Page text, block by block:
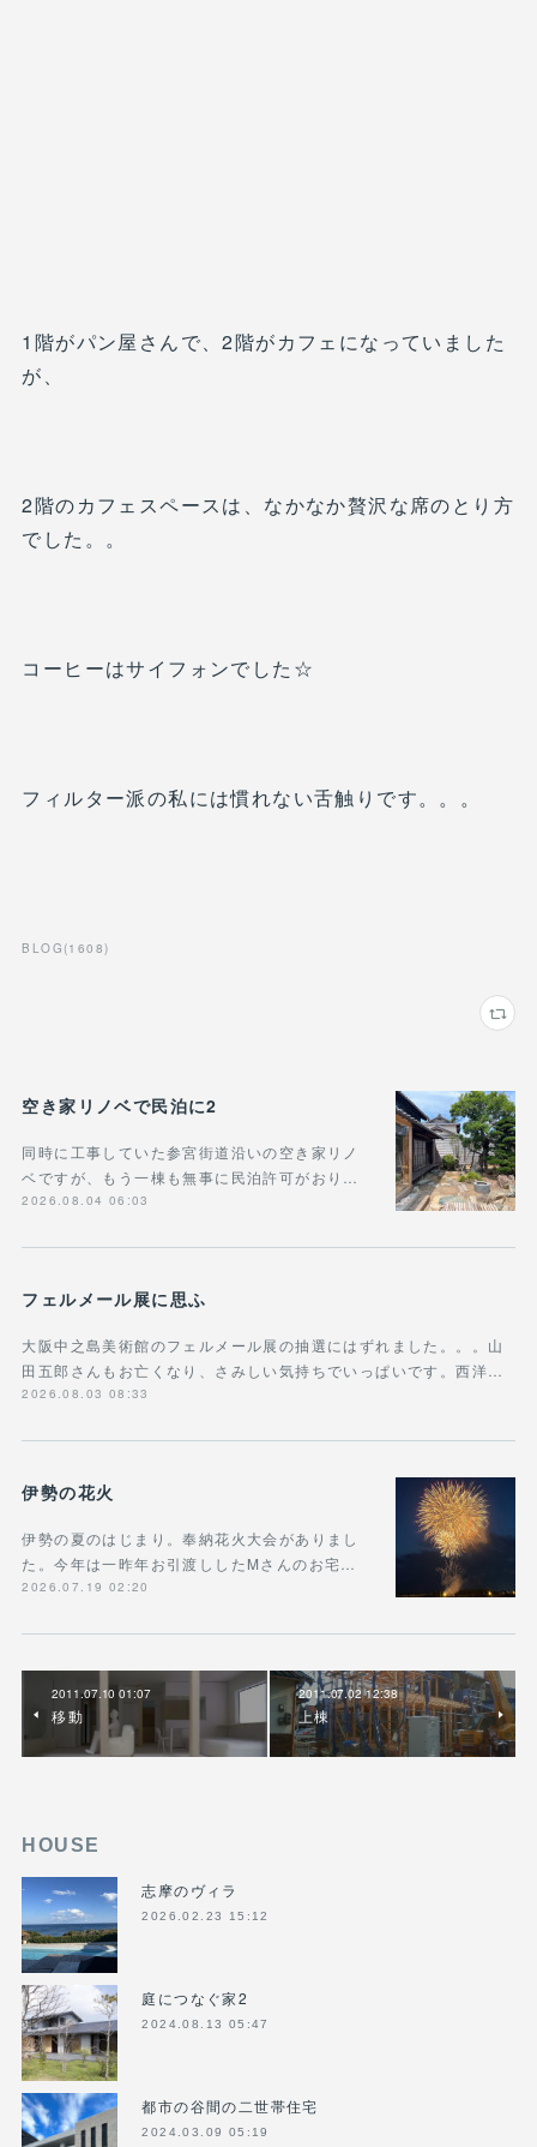
1階がパン屋さんで、2階がカフェになっていました
が、
2階のカフェスペースは、なかなか贅沢な席のとり方
でした。。
コーヒーはサイフォンでした☆
フィルター派の私には慣れない舌触りです。。。
BLOG (1608)
空き家リノベで民泊に2
同時に工事していた参宮街道沿いの空き家リノ
ベですが、もう一棟も無事に民泊許可がおり…
2026.08.04 06:03
フェルメール展に思ふ
大阪中之島美術館のフェルメール展の抽選にはずれました。。。山
田五郎さんもお亡くなり、さみしい気持ちでいっぱいです。西洋…
2026.08.03 08:33
伊勢の花火
伊勢の夏のはじまり。奉納花火大会がありまし
た。今年は一昨年お引渡ししたMさんのお宅…
2026.07.19 02:20
2011.07.10 01:07
移動
2011.07.02 12:38
上棟
HOUSE
志摩のヴィラ
2026.02.23 15:12
庭につなぐ家2
2024.08.13 05:47
都市の谷間の二世帯住宅
2024.03.09 05:19